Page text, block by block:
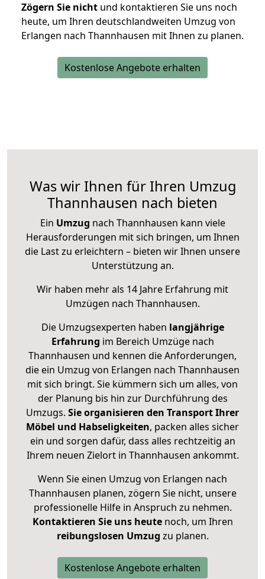
Zögern Sie nicht und kontaktieren Sie uns noch
heute, um Ihren deutschlandweiten Umzug von
Erlangen nach Thannhausen mit Ihnen zu planen.
Kostenlose Angebote erhalten
Was wir Ihnen für Ihren Umzug
Thannhausen nach bieten
Ein Umzug nach Thannhausen kann viele
Herausforderungen mit sich bringen, um Ihnen
die Last zu erleichtern – bieten wir Ihnen unsere
Unterstützung an.
Wir haben mehr als 14 Jahre Erfahrung mit
Umzügen nach Thannhausen.
Die Umzugsexperten haben langjährige
Erfahrung im Bereich Umzüge nach
Thannhausen und kennen die Anforderungen,
die ein Umzug von Erlangen nach Thannhausen
mit sich bringt. Sie kümmern sich um alles, von
der Planung bis hin zur Durchführung des
Umzugs. Sie organisieren den Transport Ihrer
Möbel und Habseligkeiten, packen alles sicher
ein und sorgen dafür, dass alles rechtzeitig an
Ihrem neuen Zielort in Thannhausen ankommt.
Wenn Sie einen Umzug von Erlangen nach
Thannhausen planen, zögern Sie nicht, unsere
professionelle Hilfe in Anspruch zu nehmen.
Kontaktieren Sie uns heutenoch, um Ihren
reibungslosen Umzug zu planen.
Kostenlose Angebote erhalten